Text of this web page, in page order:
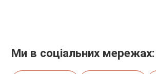
Ми в соціальних мережах: